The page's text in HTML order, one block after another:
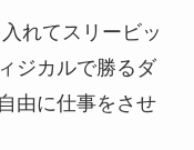
れてスリービッ
ジカルで勝るダ
由に仕事をさせ